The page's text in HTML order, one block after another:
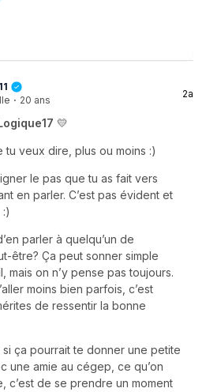
· 20 ans
2a
💛
veux dire, plus ou moins :)
le pas que tu as fait vers
en parler. C’est pas évident et
parler à quelqu’un de
être? Ça peut sonner simple
mais on n’y pense pas toujours.
moins bien parfois, c’est
de ressentir la bonne
ça pourrait te donner une petite
une amie au cégep, ce qu’on
c’est de se prendre un moment